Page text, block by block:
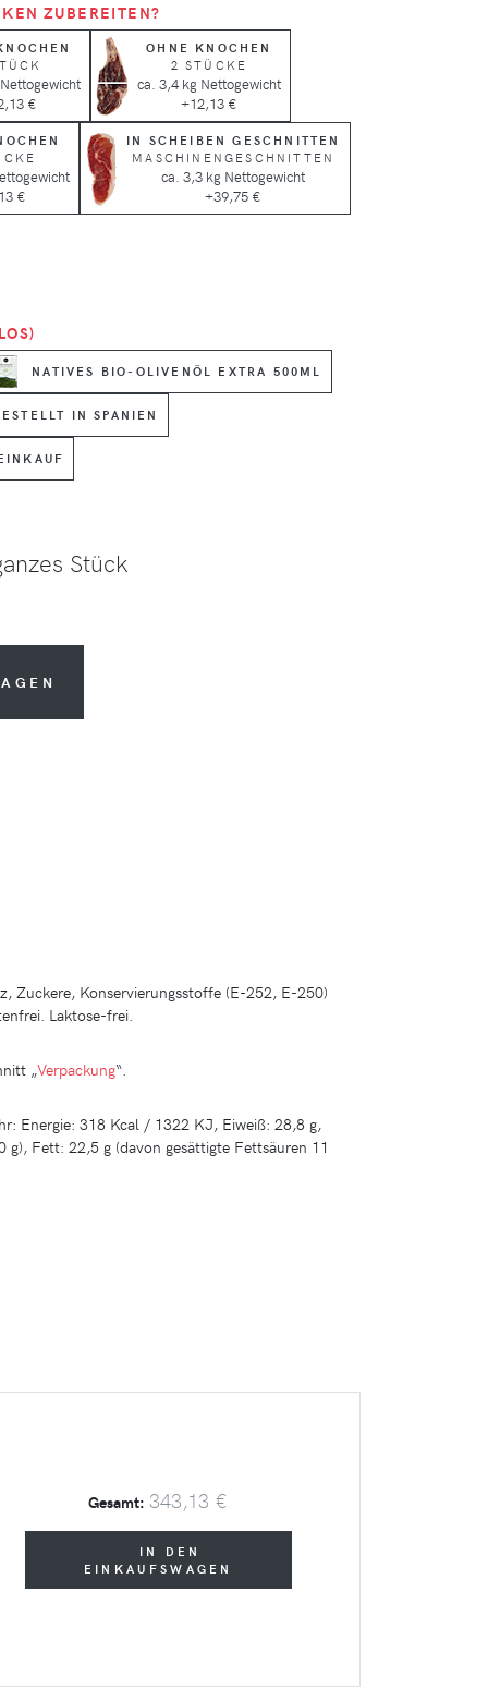
ZUBEREITEN?
€
OHNE KNOCHEN
2 STÜCKE
ca. 3,4 kg Nettogewicht
+12,13 €
€
IN SCHEIBEN GESCHNITTEN
MASCHINENGESCHNITTEN
ca. 3,3 kg Nettogewicht
+39,75 €
NATIVES BIO-OLIVENÖL EXTRA 500ML
IN SPANIEN
Stück
Zuckere, Konservierungsstoffe (E-252, E-250)
Laktose-frei.
„Verpackung“.
Energie: 318 Kcal / 1322 KJ, Eiweiß: 28,8 g,
g), Fett: 22,5 g (davon gesättigte Fettsäuren 11
Gesamt: 343,13 €
IN DEN
EINKAUFSWAGEN